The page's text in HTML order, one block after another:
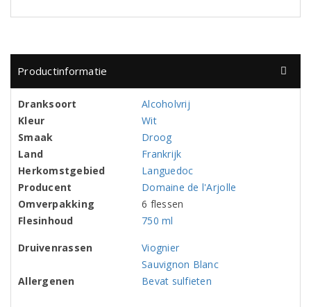
Productinformatie
Dranksoort
Alcoholvrij
Kleur
Wit
Smaak
Droog
Land
Frankrijk
Herkomstgebied
Languedoc
Producent
Domaine de l'Arjolle
Omverpakking
6 flessen
Flesinhoud
750 ml
Druivenrassen
Viognier
Sauvignon Blanc
Allergenen
Bevat sulfieten